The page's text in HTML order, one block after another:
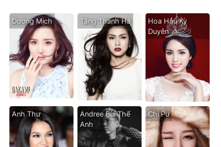
Dương Mịch Tăng Thanh Hà
Hoa Hậu Kỳ
Duyên
Anh Thư
Andree Bùi Thế
Anh
Chi Pu